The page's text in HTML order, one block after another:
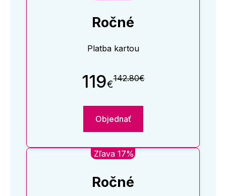
Ročné
Platba kartou
119€142.80€
Objednať
Zľava 17%
Ročné